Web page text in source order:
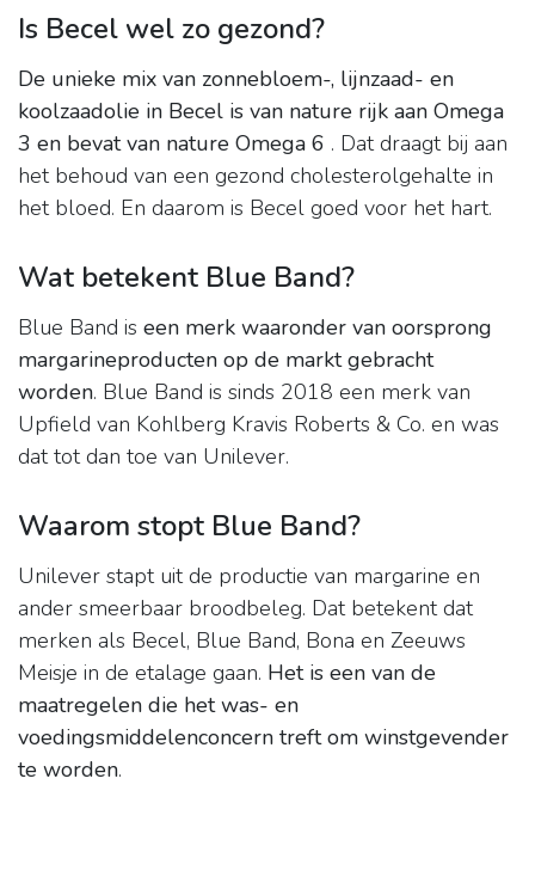
Is Becel wel zo gezond?
De unieke mix van zonnebloem-, lijnzaad- en
koolzaadolie in Becel is van nature rijk aan Omega
3 en bevat van nature Omega 6 . Dat draagt bij aan
het behoud van een gezond cholesterolgehalte in
het bloed. En daarom is Becel goed voor het hart.
Wat betekent Blue Band?
Blue Band is een merk waaronder van oorsprong
margarineproducten op de markt gebracht
worden. Blue Band is sinds 2018 een merk van
Upfield van Kohlberg Kravis Roberts & Co. en was
dat tot dan toe van Unilever.
Waarom stopt Blue Band?
Unilever stapt uit de productie van margarine en
ander smeerbaar broodbeleg. Dat betekent dat
merken als Becel, Blue Band, Bona en Zeeuws
Meisje in de etalage gaan. Het is een van de
maatregelen die het was- en
voedingsmiddelenconcern treft om winstgevender
te worden.